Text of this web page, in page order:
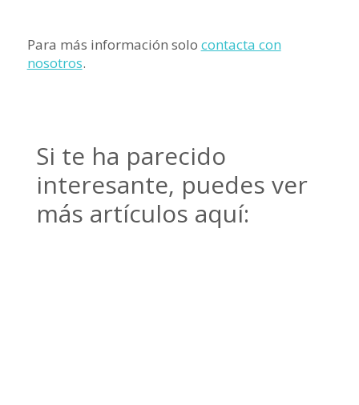
Para más información solo contacta con
nosotros.
Si te ha parecido
interesante, puedes ver
más artículos aquí: